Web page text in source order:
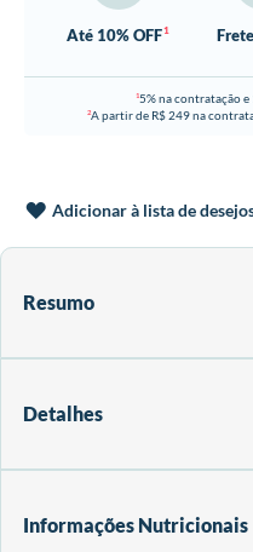
Até 10% OFF1
15% na contratação e
2A partir de R$ 249 na
Adicionar à lista de
Resumo
Detalhes
Informações Nutricionais